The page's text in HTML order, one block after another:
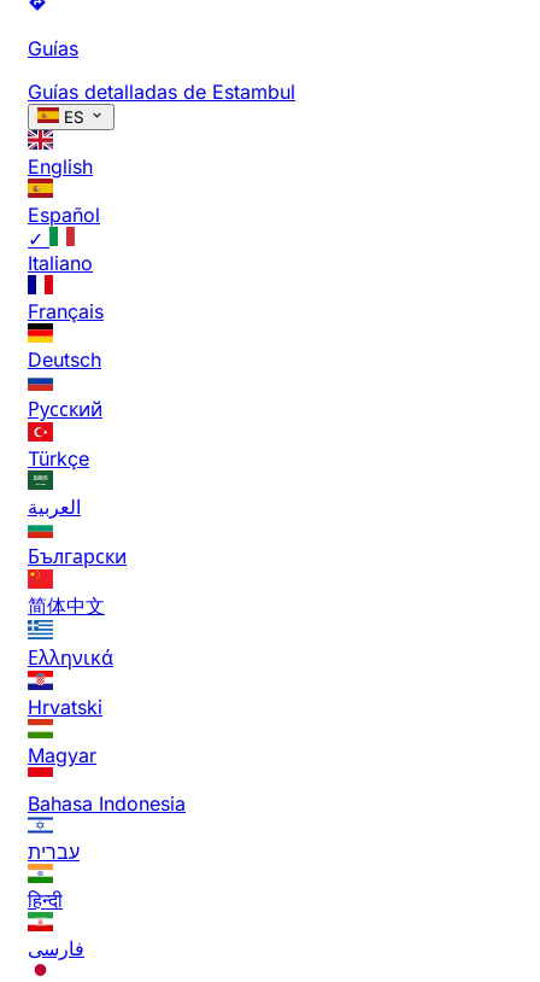
Guías
Guías detalladas de Estambul
ES
English
Español
✓
Italiano
Français
Deutsch
Русский
Türkçe
العربية
Български
简体中文
Ελληνικά
Hrvatski
Magyar
Bahasa Indonesia
עברית
हिन्दी
فارسی